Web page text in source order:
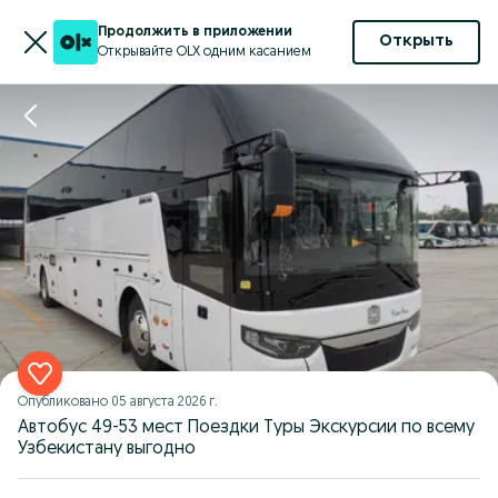
Продолжить в приложении
Открывайте OLX одним касанием
Открыть
Опубликовано 05 августа 2026 г.
Автобус 49-53 мест Поездки Туры Экскурсии по всему
Узбекистану выгодно